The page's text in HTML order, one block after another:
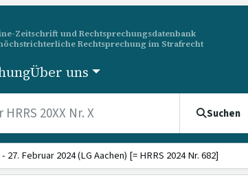
Zeitschrift und Rechtsprechungsdatenbank
Rechtsprechung im Strafrecht
Über uns
Suchen
27. Februar 2024 (LG Aachen) [= HRRS 2024 Nr. 682]